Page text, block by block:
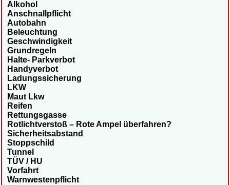
Alkohol
Anschnallpflicht
Autobahn
Beleuchtung
Geschwindigkeit
Grundregeln
Halte- Parkverbot
Handyverbot
Ladungssicherung
LKW
Maut Lkw
Reifen
Rettungsgasse
Rotlichtverstoß – Rote Ampel überfahren?
Sicherheitsabstand
Stoppschild
Tunnel
TÜV / HU
Vorfahrt
Warnwestenpflicht